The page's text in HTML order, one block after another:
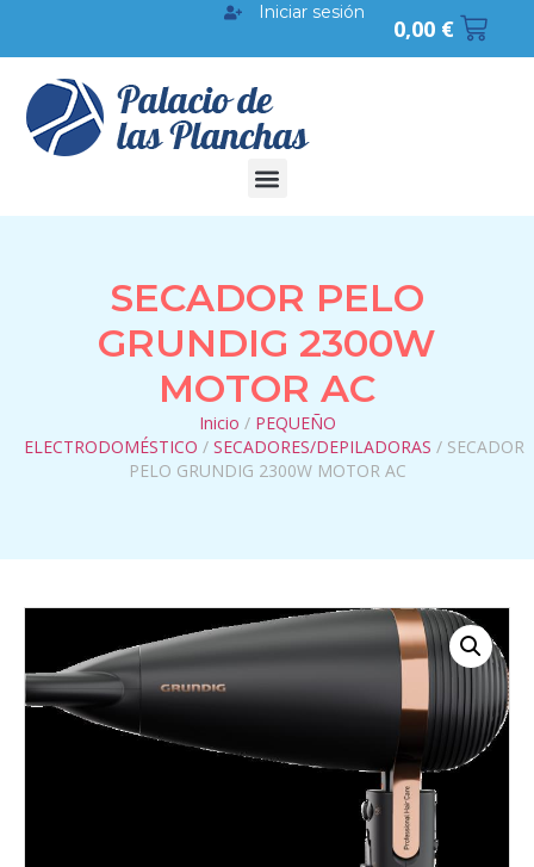
0,00 €
Iniciar sesión
SECADOR PELO
GRUNDIG 2300W
MOTOR AC
Inicio / PEQUEÑO
ELECTRODOMÉSTICO / SECADORES/DEPILADORAS / SECADOR
PELO GRUNDIG 2300W MOTOR AC